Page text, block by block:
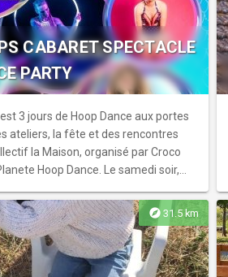
CABARET SPECTACLE
PARTY
3 jours de Hoop Dance aux portes
ateliers, la fête et des rencontres
la Maison, organisé par Croco
Hoop Dance. Le samedi soir,
incroyables venu.es du monde
profiter de la fête ! ★ Ouverture
avec un mini bar pour vous
Cabaret de Hoop Dance & Dance ★
explore 31.5 km